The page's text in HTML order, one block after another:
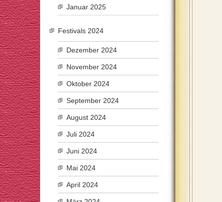
Januar 2025
Festivals 2024
Dezember 2024
November 2024
Oktober 2024
September 2024
August 2024
Juli 2024
Juni 2024
Mai 2024
April 2024